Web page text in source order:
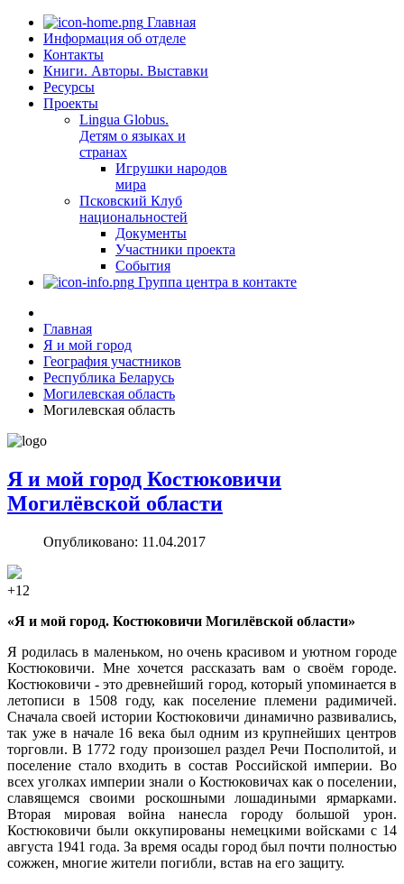
Главная
Информация об отделе
Контакты
Книги. Авторы. Выставки
Ресурсы
Проекты
Lingua Globus.
Детям о языках и
странах
Игрушки народов
мира
Псковский Клуб
национальностей
Документы
Участники проекта
События
Группа центра в контакте
Главная
Я и мой город
География участников
Республика Беларусь
Могилевская область
Могилевская область
Я и мой город Костюковичи
Могилёвской области
Опубликовано: 11.04.2017
+12
«Я и мой город. Костюковичи Могилёвской области»
Я родилась в маленьком, но очень красивом и уютном городе
Костюковичи. Мне хочется рассказать вам о своём городе.
Костюковичи - это древнейший город, который упоминается в
летописи в 1508 году, как поселение племени радимичей.
Сначала своей истории Костюковичи динамично развивались,
так уже в начале 16 века был одним из крупнейших центров
торговли. В 1772 году произошел раздел Речи Посполитой, и
поселение стало входить в состав Российской империи. Во
всех уголках империи знали о Костюковичах как о поселении,
славящемся своими роскошными лошадиными ярмарками.
Вторая мировая война нанесла городу большой урон.
Костюковичи были оккупированы немецкими войсками с 14
августа 1941 года. За время осады город был почти полностью
сожжен, многие жители погибли, встав на его защиту.